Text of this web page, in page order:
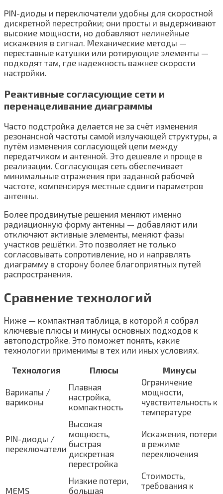
PIN-диоды и переключатели удобны для скоростной
дискретной перестройки; они просты и выдерживают
высокие мощности, но добавляют нелинейные
искажения в сигнал. Механические методы —
переставные катушки или ротирующие элементы —
подходят там, где надежность важнее скорости
настройки.
Реактивные согласующие сети и
перенацеливание диаграммы
Часто подстройка делается не за счёт изменения
резонансной частоты самой излучающей структуры, а
путём изменения согласующей цепи между
передатчиком и антенной. Это дешевле и проще в
реализации. Согласующая сеть обеспечивает
минимальные отражения при заданной рабочей
частоте, компенсируя местные сдвиги параметров
антенны.
Более продвинутые решения меняют именно
радиационную форму антенны — добавляют или
отключают активные элементы, меняют фазы
участков решётки. Это позволяет не только
согласовывать сопротивление, но и направлять
диаграмму в сторону более благоприятных путей
распространения.
Сравнение технологий
Ниже — компактная таблица, в которой я собрал
ключевые плюсы и минусы основных подходов к
автоподстройке. Это поможет понять, какие
технологии применимы в тех или иных условиях.
Технология
Плюсы Минусы
Варикапы /
вариконы
Плавная
настройка,
компактность
Ограничение
мощности,
чувствительность к
температуре
PIN-диоды /
переключатели
Высокая
мощность,
быстрая
дискретная
перестройка
Искажения, потери
в режиме
переключения
MEMS
Низкие потери,
большая
Стоимость,
требования к